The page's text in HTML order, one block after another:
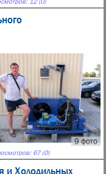
9 фото
67 (0)
и Холодильных